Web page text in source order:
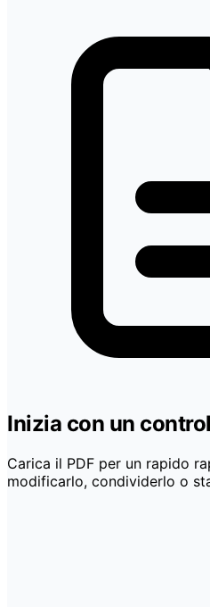
Inizia con un
Carica il PDF per un rapido
modificarlo, condividerlo o